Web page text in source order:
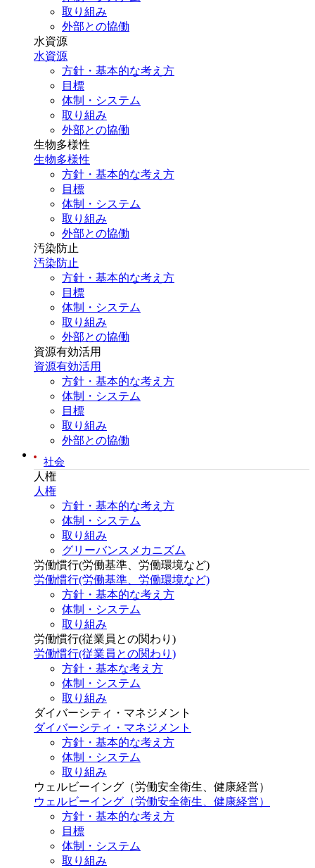
取り組み
外部との協働
水資源
水資源
方針・基本的な考え方
目標
体制・システム
取り組み
外部との協働
生物多様性
生物多様性
方針・基本的な考え方
目標
体制・システム
取り組み
外部との協働
汚染防止
汚染防止
方針・基本的な考え方
目標
体制・システム
取り組み
外部との協働
資源有効活用
資源有効活用
方針・基本的な考え方
体制・システム
目標
取り組み
外部との協働
社会
人権
人権
方針・基本的な考え方
体制・システム
取り組み
グリーバンスメカニズム
労働慣行(労働基準、労働環境など)
労働慣行(労働基準、労働環境など)
方針・基本的な考え方
体制・システム
取り組み
労働慣行(従業員との関わり)
労働慣行(従業員との関わり)
方針・基本な考え方
体制・システム
取り組み
ダイバーシティ・マネジメント
ダイバーシティ・マネジメント
方針・基本的な考え方
体制・システム
取り組み
ウェルビーイング（労働安全衛生、健康経営）
ウェルビーイング（労働安全衛生、健康経営）
方針・基本的な考え方
目標
体制・システム
取り組み